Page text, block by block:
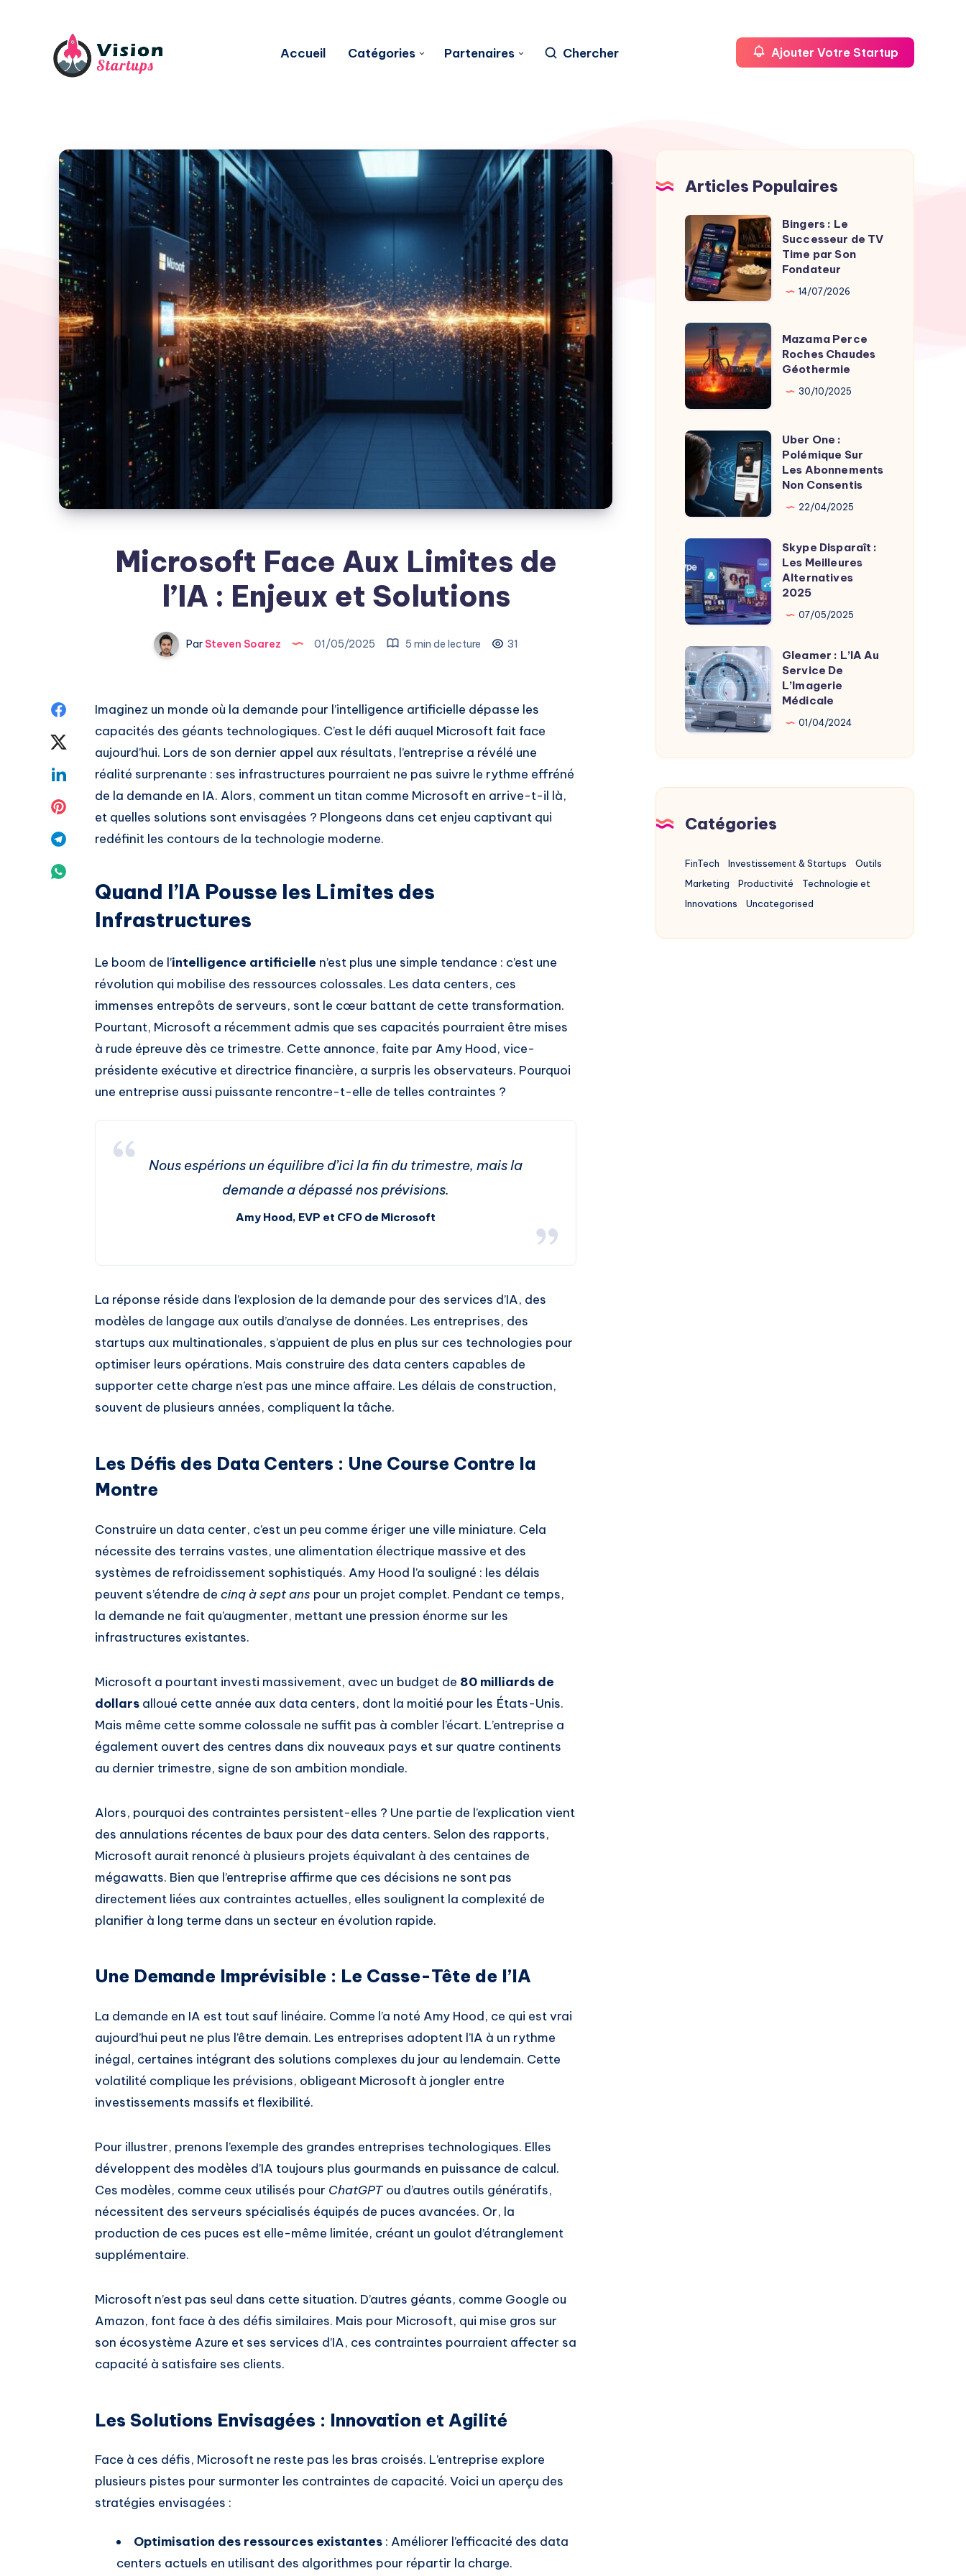
Accueil Catégories Partenaires Chercher Ajouter Votre Startup
Microsoft Face Aux Limites de
l’IA : Enjeux et Solutions
ParSteven Soarez 01/05/2025 5 min de lecture 31
Share
Facebook
Twitter
Share
Linkedin
Share
Telegram
Whatsapp
Imaginez un monde où la demande pour l’intelligence artificielle dépasse les
capacités des géants technologiques. C’est le défi auquel Microsoft fait face
aujourd’hui. Lors de son dernier appel aux résultats, l’entreprise a révélé une
réalité surprenante : ses infrastructures pourraient ne pas suivre le rythme effréné
de la demande en IA. Alors, comment un titan comme Microsoft en arrive-t-il là,
et quelles solutions sont envisagées ? Plongeons dans cet enjeu captivant qui
redéfinit les contours de la technologie moderne.
Quand l’IA Pousse les Limites des
Infrastructures
Le boom de l’intelligence artificielle n’est plus une simple tendance : c’est une
révolution qui mobilise des ressources colossales. Les data centers, ces
immenses entrepôts de serveurs, sont le cœur battant de cette transformation.
Pourtant, Microsoft a récemment admis que ses capacités pourraient être mises
à rude épreuve dès ce trimestre. Cette annonce, faite par Amy Hood, vice-
présidente exécutive et directrice financière, a surpris les observateurs. Pourquoi
une entreprise aussi puissante rencontre-t-elle de telles contraintes ?
Nous espérions un équilibre d’ici la fin du trimestre, mais la
demande a dépassé nos prévisions.
Amy Hood, EVP et CFO de Microsoft
La réponse réside dans l’explosion de la demande pour des services d’IA, des
modèles de langage aux outils d’analyse de données. Les entreprises, des
startups aux multinationales, s’appuient de plus en plus sur ces technologies pour
optimiser leurs opérations. Mais construire des data centers capables de
supporter cette charge n’est pas une mince affaire. Les délais de construction,
souvent de plusieurs années, compliquent la tâche.
Les Défis des Data Centers : Une Course Contre la
Montre
Construire un data center, c’est un peu comme ériger une ville miniature. Cela
nécessite des terrains vastes, une alimentation électrique massive et des
systèmes de refroidissement sophistiqués. Amy Hood l’a souligné : les délais
peuvent s’étendre de cinq à sept ans pour un projet complet. Pendant ce temps,
la demande ne fait qu’augmenter, mettant une pression énorme sur les
infrastructures existantes.
Microsoft a pourtant investi massivement, avec un budget de 80 milliards de
dollars alloué cette année aux data centers, dont la moitié pour les États-Unis.
Mais même cette somme colossale ne suffit pas à combler l’écart. L’entreprise a
également ouvert des centres dans dix nouveaux pays et sur quatre continents
au dernier trimestre, signe de son ambition mondiale.
Alors, pourquoi des contraintes persistent-elles ? Une partie de l’explication vient
des annulations récentes de baux pour des data centers. Selon des rapports,
Microsoft aurait renoncé à plusieurs projets équivalant à des centaines de
mégawatts. Bien que l’entreprise affirme que ces décisions ne sont pas
directement liées aux contraintes actuelles, elles soulignent la complexité de
planifier à long terme dans un secteur en évolution rapide.
Une Demande Imprévisible : Le Casse-Tête de l’IA
La demande en IA est tout sauf linéaire. Comme l’a noté Amy Hood, ce qui est vrai
aujourd’hui peut ne plus l’être demain. Les entreprises adoptent l’IA à un rythme
inégal, certaines intégrant des solutions complexes du jour au lendemain. Cette
volatilité complique les prévisions, obligeant Microsoft à jongler entre
investissements massifs et flexibilité.
Pour illustrer, prenons l’exemple des grandes entreprises technologiques. Elles
développent des modèles d’IA toujours plus gourmands en puissance de calcul.
Ces modèles, comme ceux utilisés pour ChatGPTou d’autres outils génératifs,
nécessitent des serveurs spécialisés équipés de puces avancées. Or, la
production de ces puces est elle-même limitée, créant un goulot d’étranglement
supplémentaire.
Microsoft n’est pas seul dans cette situation. D’autres géants, comme Google ou
Amazon, font face à des défis similaires. Mais pour Microsoft, qui mise gros sur
son écosystème Azure et ses services d’IA, ces contraintes pourraient affecter sa
capacité à satisfaire ses clients.
Les Solutions Envisagées : Innovation et Agilité
Face à ces défis, Microsoft ne reste pas les bras croisés. L’entreprise explore
plusieurs pistes pour surmonter les contraintes de capacité. Voici un aperçu des
stratégies envisagées :
Optimisation des ressources existantes : Améliorer l’efficacité des data
centers actuels en utilisant des algorithmes pour répartir la charge.
Articles Populaires
Bingers
Le
Successeur
de
TV
Time
par
Son
Fondateur
Bingers : Le
Successeur de TV
Time par Son
Fondateur
14/07/2026
Mazama
Perce
Roches
Chaudes
Géothermie
Mazama Perce
Roches Chaudes
Géothermie
30/10/2025
Uber
One
Polémique
Sur
Les
Abonnements
Non
Consentis
Uber One :
Polémique Sur
Les Abonnements
Non Consentis
22/04/2025
Skype
Disparaît
:
Les
Meilleures
Alternatives
2025
Skype Disparaît :
Les Meilleures
Alternatives
2025
07/05/2025
Gleamer
:
L’IA
Au
Service
De
Gleamer : L’IA Au
Service De
L’Imagerie
Médicale
01/04/2024
Catégories
FinTech Investissement & Startups
Outils
Marketing
Productivité
Technologie et
Innovations
Uncategorised